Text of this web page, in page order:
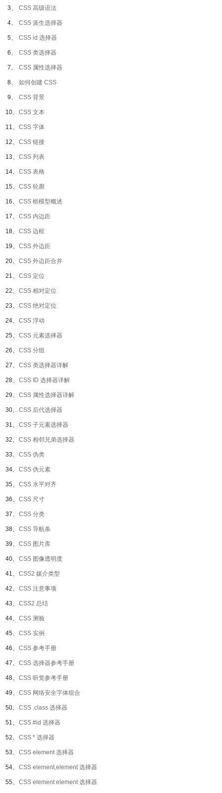
3、 CSS 高级语法
4、 CSS 派生选择器
5、 CSS id 选择器
6、 CSS 类选择器
7、 CSS 属性选择器
8、 如何创建 CSS
9、 CSS 背景
10、 CSS 文本
11、 CSS 字体
12、 CSS 链接
13、 CSS 列表
14、 CSS 表格
15、 CSS 轮廓
16、 CSS 框模型概述
17、 CSS 内边距
18、 CSS 边框
19、 CSS 外边距
20、 CSS 外边距合并
21、 CSS 定位
22、 CSS 相对定位
23、 CSS 绝对定位
24、 CSS 浮动
25、 CSS 元素选择器
26、 CSS 分组
27、 CSS 类选择器详解
28、 CSS ID 选择器详解
29、 CSS 属性选择器详解
30、 CSS 后代选择器
31、 CSS 子元素选择器
32、 CSS 相邻兄弟选择器
33、 CSS 伪类
34、 CSS 伪元素
35、 CSS 水平对齐
36、 CSS 尺寸
37、 CSS 分类
38、 CSS 导航条
39、 CSS 图片库
40、 CSS 图像透明度
41、 CSS2 媒介类型
42、 CSS 注意事项
43、 CSS2 总结
44、 CSS 测验
45、 CSS 实例
46、 CSS 参考手册
47、 CSS 选择器参考手册
48、 CSS 听觉参考手册
49、 CSS 网络安全字体组合
50、 CSS .class 选择器
51、 CSS #id 选择器
52、 CSS * 选择器
53、 CSS element 选择器
54、 CSS element,element 选择器
55、 CSS element element 选择器